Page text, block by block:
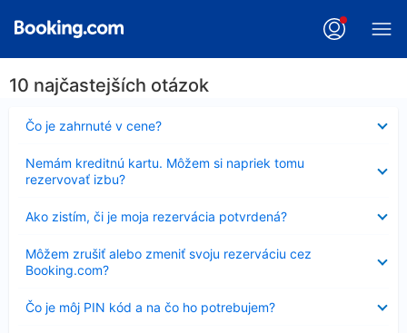
10 najčastejších otázok
Čo je zahrnuté v cene?
Nezobrazuje
sa
Nemám kreditnú kartu. Môžem si napriek tomu
rezervovať izbu?
sa
Ako zistím, či je moja rezervácia potvrdená?
sa
Môžem zrušiť alebo zmeniť svoju rezerváciu cez
Booking.com?
sa
Čo je môj PIN kód a na čo ho potrebujem?
Nezobrazuje
sa